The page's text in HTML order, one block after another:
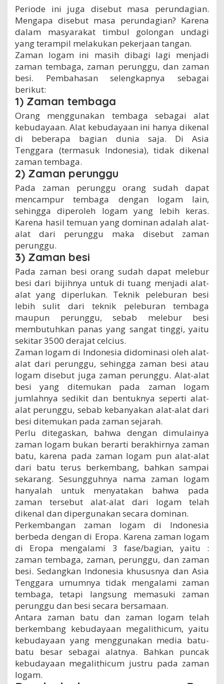
Periode ini juga disebut masa perundagian.
Mengapa disebut masa perundagian? Karena
dalam masyarakat timbul golongan undagi
yang terampil melakukan pekerjaan tangan.
Zaman logam ini masih dibagi lagi menjadi
zaman tembaga, zaman perunggu, dan zaman
besi. Pembahasan selengkapnya sebagai
berikut:
1) Zaman tembaga
Orang menggunakan tembaga sebagai alat
kebudayaan. Alat kebudayaan ini hanya dikenal
di beberapa bagian dunia saja. Di Asia
Tenggara (termasuk Indonesia), tidak dikenal
zaman tembaga.
2) Zaman perunggu
Pada zaman perunggu orang sudah dapat
mencampur tembaga dengan logam lain,
sehingga diperoleh logam yang lebih keras.
Karena hasil temuan yang dominan adalah alat-
alat dari perunggu maka disebut zaman
perunggu.
3) Zaman besi
Pada zaman besi orang sudah dapat melebur
besi dari bijihnya untuk di tuang menjadi alat-
alat yang diperlukan. Teknik peleburan besi
lebih sulit dari teknik peleburan tembaga
maupun perunggu, sebab melebur besi
membutuhkan panas yang sangat tinggi, yaitu
sekitar 3500 derajat celcius.
Zaman logam di Indonesia didominasi oleh alat-
alat dari perunggu, sehingga zaman besi atau
logam disebut juga zaman perunggu. Alat-alat
besi yang ditemukan pada zaman logam
jumlahnya sedikit dan bentuknya seperti alat-
alat perunggu, sebab kebanyakan alat-alat dari
besi ditemukan pada zaman sejarah.
Perlu ditegaskan, bahwa dengan dimulainya
zaman logam bukan berarti berakhirnya zaman
batu, karena pada zaman logam pun alat-alat
dari batu terus berkembang, bahkan sampai
sekarang. Sesungguhnya nama zaman logam
hanyalah untuk menyatakan bahwa pada
zaman tersebut alat-alat dari logam telah
dikenal dan dipergunakan secara dominan.
Perkembangan zaman logam di Indonesia
berbeda dengan di Eropa. Karena zaman logam
di Eropa mengalami 3 fase/bagian, yaitu :
zaman tembaga, zaman, perunggu, dan zaman
besi. Sedangkan Indonesia khususnya dan Asia
Tenggara umumnya tidak mengalami zaman
tembaga, tetapi langsung memasuki zaman
perunggu dan besi secara bersamaan.
Antara zaman batu dan zaman logam telah
berkembang kebudayaan megalithicum, yaitu
kebudayaan yang menggunakan media batu-
batu besar sebagai alatnya. Bahkan puncak
kebudayaan megalithicum justru pada zaman
logam.